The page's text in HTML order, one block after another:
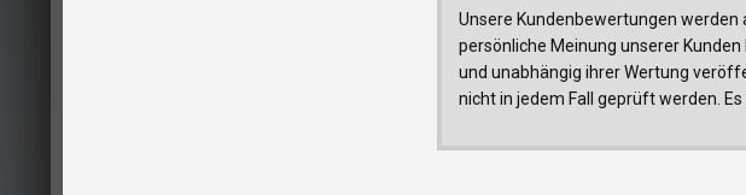
Unsere Kundenbewertungen
persönliche Meinung unserer
und unabhängig ihrer Wertung
nicht in jedem Fall geprüft werden.